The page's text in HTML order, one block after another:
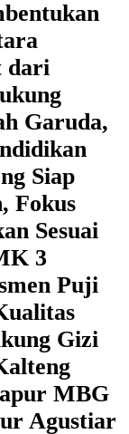
dari
Garuda,
Siap
Fokus
Sesuai
3
Puji
Gizi
MBG
Agustiar